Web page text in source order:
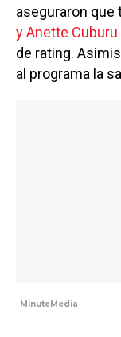
aseguraron que
y Anette Cuburu
de rating.
al programa la
MinuteMedia